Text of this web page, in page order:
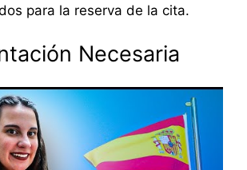
para la reserva de la cita.
Necesaria